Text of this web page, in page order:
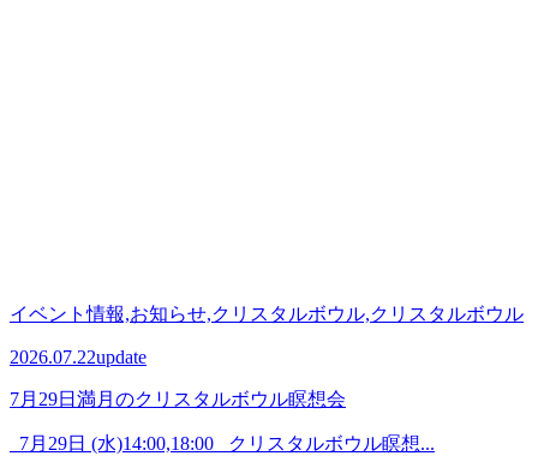
イベント情報,お知らせ,クリスタルボウル,クリスタルボウル
2026.07.22update
7月29日満月のクリスタルボウル瞑想会
7月29日 (水)14:00,18:00 クリスタルボウル瞑想...